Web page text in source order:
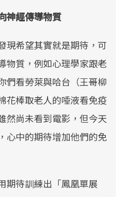
神經傳導物質
現希望其實就是期待，可
物質，例如心理學家跟老
們看勞萊與哈台（王哥柳
花棒取老人的唾液看免疫
然尚未看到電影，但今天
心中的期待增加他們的免
期待訓練出「鳳凰單展